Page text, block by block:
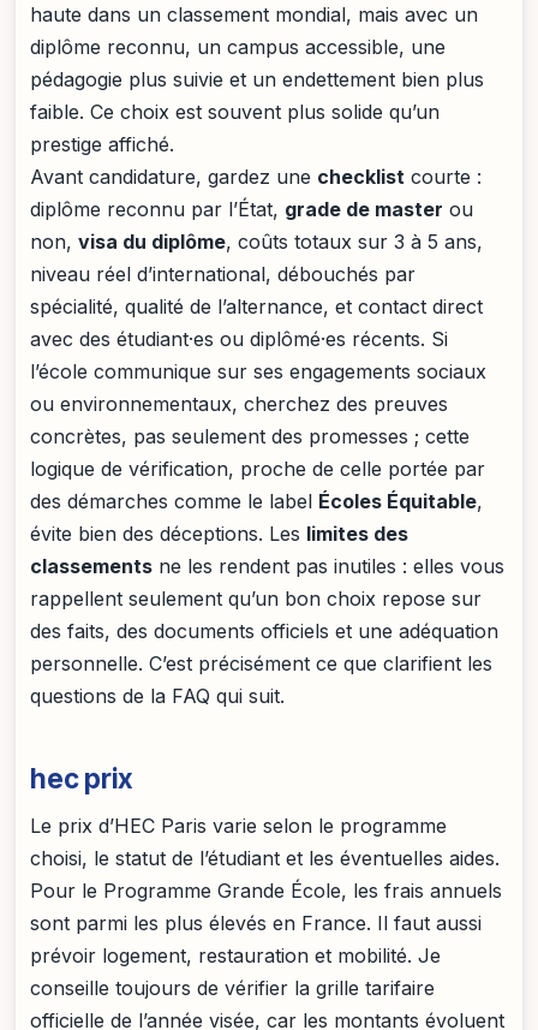
haute dans un classement mondial, mais avec un
diplôme reconnu, un campus accessible, une
pédagogie plus suivie et un endettement bien plus
faible. Ce choix est souvent plus solide qu’un
prestige affiché.
Avant candidature, gardez une checklist courte :
diplôme reconnu par l’État, grade de master ou
non, visa du diplôme, coûts totaux sur 3 à 5 ans,
niveau réel d’international, débouchés par
spécialité, qualité de l’alternance, et contact direct
avec des étudiant·es ou diplômé·es récents. Si
l’école communique sur ses engagements sociaux
ou environnementaux, cherchez des preuves
concrètes, pas seulement des promesses ; cette
logique de vérification, proche de celle portée par
des démarches comme le label Écoles Équitable,
évite bien des déceptions. Les limites des
classements ne les rendent pas inutiles : elles vous
rappellent seulement qu’un bon choix repose sur
des faits, des documents officiels et une adéquation
personnelle. C’est précisément ce que clarifient les
questions de la FAQ qui suit.
hec prix
Le prix d’HEC Paris varie selon le programme
choisi, le statut de l’étudiant et les éventuelles aides.
Pour le Programme Grande École, les frais annuels
sont parmi les plus élevés en France. Il faut aussi
prévoir logement, restauration et mobilité. Je
conseille toujours de vérifier la grille tarifaire
officielle de l’année visée, car les montants évoluent